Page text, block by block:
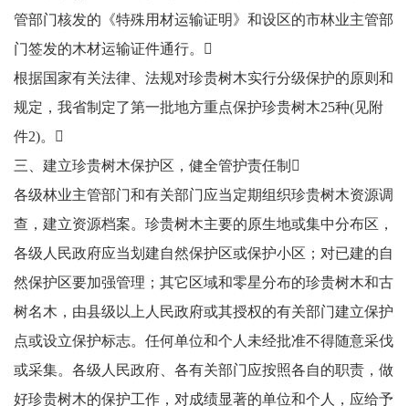
管部门核发的《特殊用材运输证明》和设区的市林业主管部
门签发的木材运输证件通行。
根据国家有关法律、法规对珍贵树木实行分级保护的原则和
规定，我省制定了第一批地方重点保护珍贵树木25种(见附
件2)。
三、建立珍贵树木保护区，健全管护责任制
各级林业主管部门和有关部门应当定期组织珍贵树木资源调
查，建立资源档案。珍贵树木主要的原生地或集中分布区，
各级人民政府应当划建自然保护区或保护小区；对已建的自
然保护区要加强管理；其它区域和零星分布的珍贵树木和古
树名木，由县级以上人民政府或其授权的有关部门建立保护
点或设立保护标志。任何单位和个人未经批准不得随意采伐
或采集。各级人民政府、各有关部门应按照各自的职责，做
好珍贵树木的保护工作，对成绩显著的单位和个人，应给予